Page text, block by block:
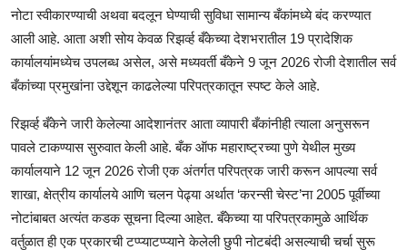
नोटा स्वीकारण्याची अथवा बदलून घेण्याची सुविधा सामान्य बँकांमध्ये बंद करण्यात
आली आहे. आता अशी सोय केवळ रिझर्व्ह बँकेच्या देशभरातील 19 प्रादेशिक
कार्यालयांमध्येच उपलब्ध असेल, असे मध्यवर्ती बँकेने 9 जून 2026 रोजी देशातील सर्व
बँकांच्या प्रमुखांना उद्देशून काढलेल्या परिपत्रकातून स्पष्ट केले आहे.
रिझर्व्ह बँकेने जारी केलेल्या आदेशानंतर आता व्यापारी बँकांनीही त्याला अनुसरून
पावले टाकण्यास सुरुवात केली आहे. बँक ऑफ महाराष्ट्रच्या पुणे येथील मुख्य
कार्यालयाने 12 जून 2026 रोजी एक अंतर्गत परिपत्रक जारी करून आपल्या सर्व
शाखा, क्षेत्रीय कार्यालये आणि चलन पेढ्या अर्थात ‘करन्सी चेस्ट’ना 2005 पूर्वीच्या
नोटांबाबत अत्यंत कडक सूचना दिल्या आहेत. बँकेच्या या परिपत्रकामुळे आर्थिक
वर्तुळात ही एक प्रकारची टप्प्याटप्प्याने केलेली छुपी नोटबंदी असल्याची चर्चा सुरू